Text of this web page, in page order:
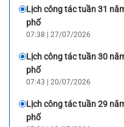
Lịch công tác tuần 31
phố
07:38 | 27/07/2026
Lịch công tác tuần 30
phố
07:43 | 20/07/2026
Lịch công tác tuần 29
phố